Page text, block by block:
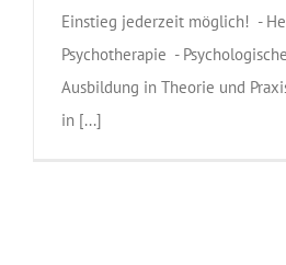
Einstieg jederzeit möglich! -
Psychotherapie -
Ausbildung in Theorie und
in [...]